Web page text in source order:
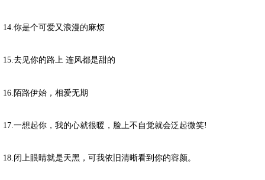
14.你是个可爱又浪漫的麻烦
15.去见你的路上 连风都是甜的
16.陌路伊始，相爱无期
17.一想起你，我的心就很暖，脸上不自觉就会泛起微笑!
18.闭上眼睛就是天黑，可我依旧清晰看到你的容颜。